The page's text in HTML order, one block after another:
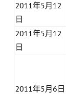
2011年5月12
日
2011年5月12
日
2011年5月6日